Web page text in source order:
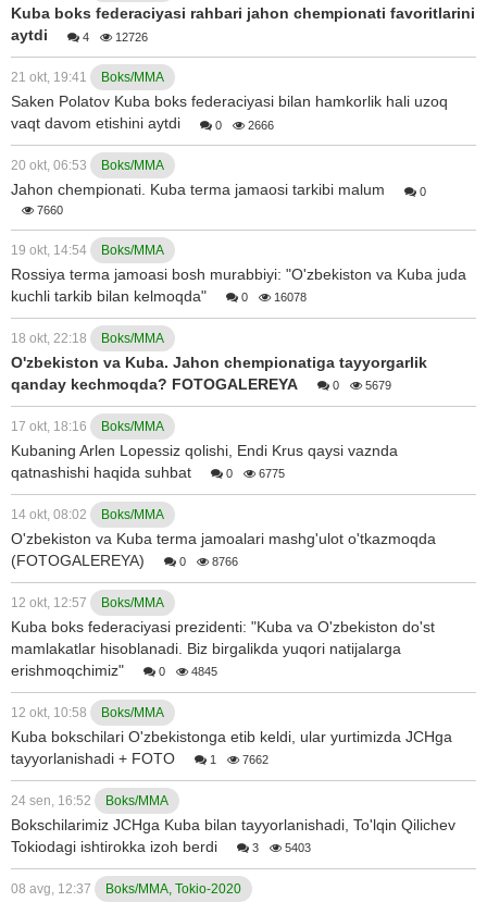
Kuba boks federaciyasi rahbari jahon chempionati favoritlarini
aytdi
4 12726
21 okt, 19:41 Boks/MMA
Saken Polatov Kuba boks federaciyasi bilan hamkorlik hali uzoq
vaqt davom etishini aytdi
0 2666
20 okt, 06:53 Boks/MMA
Jahon chempionati. Kuba terma jamaosi tarkibi malum
0
7660
19 okt, 14:54 Boks/MMA
Rossiya terma jamoasi bosh murabbiyi: "O'zbekiston va Kuba juda
kuchli tarkib bilan kelmoqda"
0 16078
18 okt, 22:18 Boks/MMA
O'zbekiston va Kuba. Jahon chempionatiga tayyorgarlik
qanday kechmoqda? FOTOGALEREYA
0 5679
17 okt, 18:16 Boks/MMA
Kubaning Arlen Lopessiz qolishi, Endi Krus qaysi vaznda
qatnashishi haqida suhbat
0 6775
14 okt, 08:02 Boks/MMA
O'zbekiston va Kuba terma jamoalari mashg'ulot o'tkazmoqda
(FOTOGALEREYA)
0 8766
12 okt, 12:57 Boks/MMA
Kuba boks federaciyasi prezidenti: "Kuba va O'zbekiston do'st
mamlakatlar hisoblanadi. Biz birgalikda yuqori natijalarga
erishmoqchimiz"
0 4845
12 okt, 10:58 Boks/MMA
Kuba bokschilari O'zbekistonga etib keldi, ular yurtimizda JCHga
tayyorlanishadi + FOTO
1 7662
24 sen, 16:52 Boks/MMA
Bokschilarimiz JCHga Kuba bilan tayyorlanishadi, To'lqin Qilichev
Tokiodagi ishtirokka izoh berdi
3 5403
08 avg, 12:37 Boks/MMA, Tokio-2020